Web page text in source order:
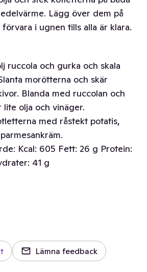
Lägg över dem på
i ugnen tills alla är klara.
ruccola och gurka och skala
morötterna och skär
Blanda med ruccolan och
lite olja och vinäger.
med råstekt potatis,
Kcal: 605 Fett: 26 g Protein:
41 g
Lämna feedback